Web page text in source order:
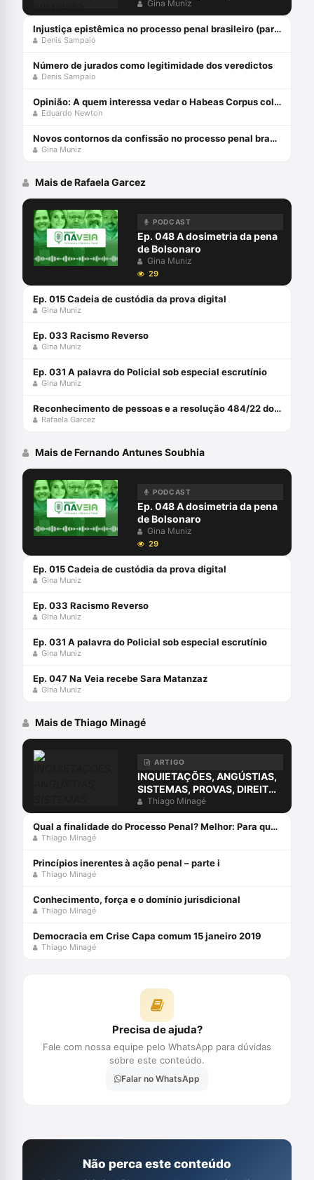
preventiva
Gina Muniz
Injustiça epistêmica no processo penal brasileiro (parte 1)
Denis Sampaio
Número de jurados como legitimidade dos veredictos
Denis Sampaio
Opinião: A quem interessa vedar o Habeas Corpus coletivo?
Eduardo Newton
Novos contornos da confissão no processo penal brasileiro com Gina Muniz
Gina Muniz
Mais de Rafaela Garcez
PODCAST
Ep. 048 A dosimetria da pena
de Bolsonaro
Gina Muniz
29
Ep. 015 Cadeia de custódia da prova digital
Gina Muniz
Ep. 033 Racismo Reverso
Gina Muniz
Ep. 031 A palavra do Policial sob especial escrutínio
Gina Muniz
Reconhecimento de pessoas e a resolução 484/22 do CNJ com Rafaela Garcez
Rafaela Garcez
Mais de Fernando Antunes Soubhia
PODCAST
Ep. 048 A dosimetria da pena
de Bolsonaro
Gina Muniz
29
Ep. 015 Cadeia de custódia da prova digital
Gina Muniz
Ep. 033 Racismo Reverso
Gina Muniz
Ep. 031 A palavra do Policial sob especial escrutínio
Gina Muniz
Ep. 047 Na Veia recebe Sara Matanzaz
Gina Muniz
Mais de Thiago Minagé
ARTIGO
INQUIETAÇÕES, ANGÚSTIAS,
SISTEMAS, PROVAS, DIREITO
E O ERRO DA COMPREENSÃO
JURÍDICA ESTUDANDO
APENAS O DIREITO.
Thiago Minagé
Qual a finalidade do Processo Penal? Melhor: Para que serve o Processo Penal?
Thiago Minagé
Princípios inerentes à ação penal – parte i
Thiago Minagé
Conhecimento, força e o domínio jurisdicional
Thiago Minagé
Democracia em Crise Capa comum 15 janeiro 2019
Thiago Minagé
Precisa de ajuda?
Fale com nossa equipe pelo WhatsApp para dúvidas
sobre este conteúdo.
Falar no WhatsApp
Não perca este conteúdo